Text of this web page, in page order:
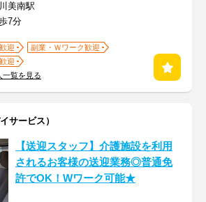
美南駅
7分
迎
副業・Ｗワーク歓迎
迎
一覧を見る
サービス）
【送迎スタッフ】介護施設を利用
されるお客様の送迎業務◎普通免
許でOK！Wワーク可能★